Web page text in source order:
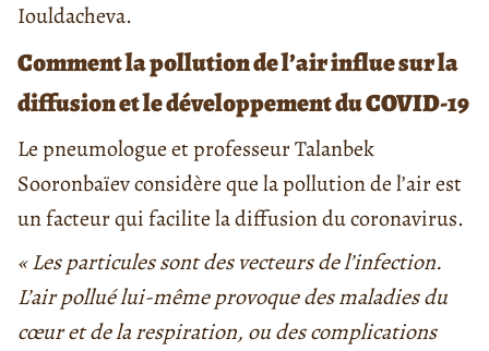
Iouldacheva.
Comment la pollution de l’air influe sur la
diffusion et le développement du COVID-19
Le pneumologue et professeur Talanbek
Sooronbaïev considère que la pollution de l’air est
un facteur qui facilite la diffusion du coronavirus.
« Les particules sont des vecteurs de l’infection.
L’air pollué lui-même provoque des maladies du
cœur et de la respiration, ou des complications